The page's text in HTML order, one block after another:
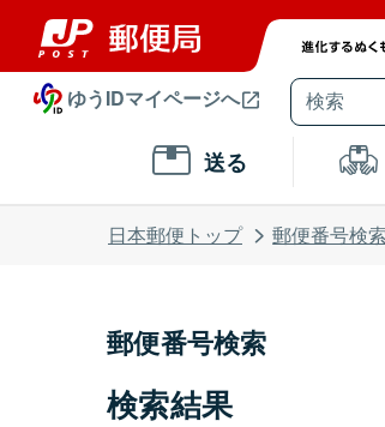
ゆうIDマイページへ
送る
日本郵便トップ 郵便番号検索
郵便番号検索
検索結果